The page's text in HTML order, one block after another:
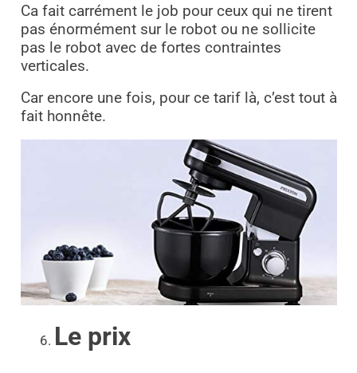
Ca fait carrément le job pour ceux qui ne tirent
pas énormément sur le robot ou ne sollicite
pas le robot avec de fortes contraintes
verticales.
Car encore une fois, pour ce tarif là, c’est tout à
fait honnête.
Le prix